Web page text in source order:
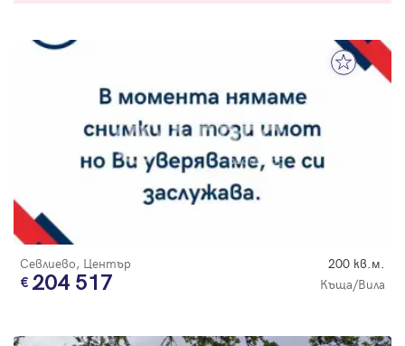
Севлиево, Център 200 кв.м.
204 517 Къща/Вила